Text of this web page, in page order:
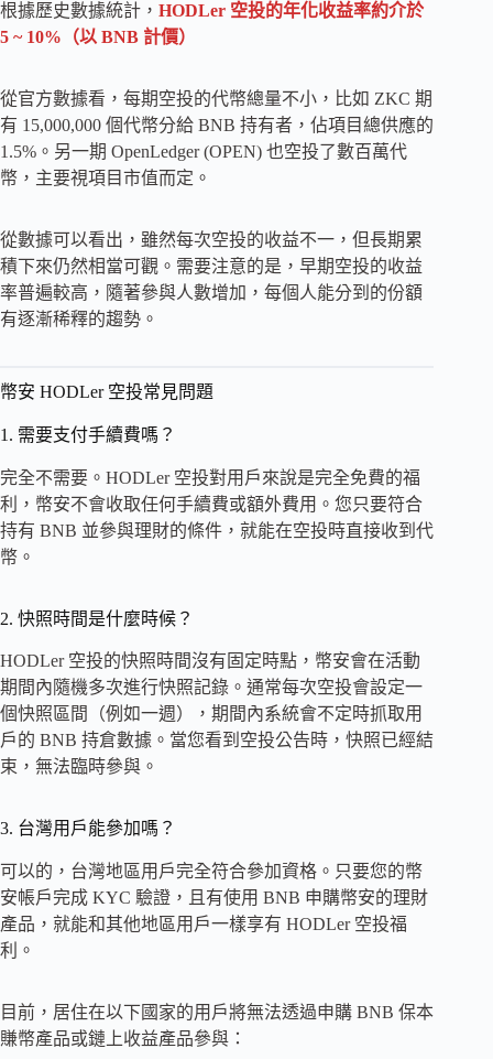
根據歷史數據統計， HODLer 空投的年化收益率約介於
5 ~ 10% （以 BNB 計價）
從官方數據看，每期空投的代幣總量不小，比如 ZKC 期
有 15,000,000 個代幣分給 BNB 持有者，佔項目總供應的
1.5%。另一期 OpenLedger (OPEN) 也空投了數百萬代
幣，主要視項目市值而定。
從數據可以看出，雖然每次空投的收益不一，但長期累
積下來仍然相當可觀。需要注意的是，早期空投的收益
率普遍較高，隨著參與人數增加，每個人能分到的份額
有逐漸稀釋的趨勢。
幣安 HODLer 空投常見問題
1. 需要支付手續費嗎？
完全不需要。HODLer 空投對用戶來說是完全免費的福
利，幣安不會收取任何手續費或額外費用。您只要符合
持有 BNB 並參與理財的條件，就能在空投時直接收到代
幣。
2. 快照時間是什麼時候？
HODLer 空投的快照時間沒有固定時點，幣安會在活動
期間內隨機多次進行快照記錄。通常每次空投會設定一
個快照區間（例如一週），期間內系統會不定時抓取用
戶的 BNB 持倉數據。當您看到空投公告時，快照已經結
束，無法臨時參與。
3. 台灣用戶能參加嗎？
可以的，台灣地區用戶完全符合參加資格。只要您的幣
安帳戶完成 KYC 驗證，且有使用 BNB 申購幣安的理財
產品，就能和其他地區用戶一樣享有 HODLer 空投福
利。
目前，居住在以下國家的用戶將無法透過申購 BNB 保本
賺幣產品或鏈上收益產品參與：